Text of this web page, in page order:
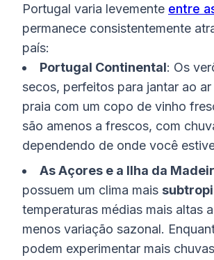
Portugal varia levemente entre
permanece consistentemente
país:
Portugal Continental: Os
secos, perfeitos para jantar ao
praia com um copo de vinho
são amenos a frescos, com
dependendo de onde você
As Açores e a Ilha da
possuem um clima mais
temperaturas médias mais altas
menos variação sazonal.
podem experimentar mais